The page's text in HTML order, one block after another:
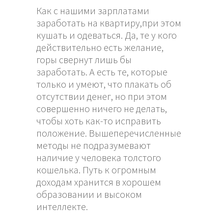
Как с нашими зарплатами
заработать на квартиру,при этом
кушать и одеваться. Да, те у кого
действительно есть желание,
горы свернут лишь бы
заработать. А есть те, которые
только и умеют, что плакать об
отсутствии денег, но при этом
совершенно ничего не делать,
чтобы хоть как-то исправить
положение. Вышеперечисленные
методы не подразумевают
наличие у человека толстого
кошелька. Путь к огромным
доходам хранится в хорошем
образовании и высоком
интеллекте.